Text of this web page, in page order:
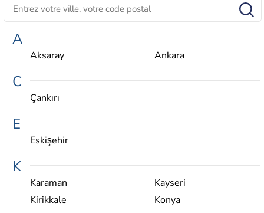
A
Aksaray Ankara
C
Çankırı
E
Eskişehir
K
Karaman
Kayseri
Kirikkale
Konya